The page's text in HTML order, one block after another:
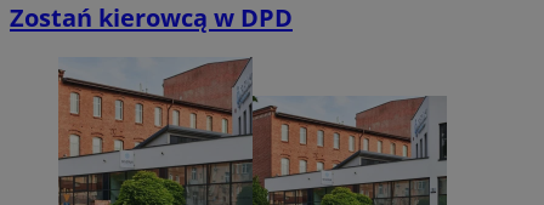
Zostań kierowcą w DPD